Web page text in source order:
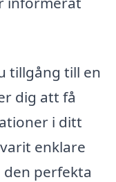
tillgång till en
dig att få
i ditt
enklare
perfekta